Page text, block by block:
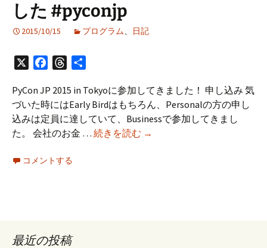
した #pyconjp
2015/10/15 プログラム、 日記
FacebookThreads
PyCon JP 2015 in Tokyoに参加してきました！ 申し込み 気
づいた時にはEarly Birdはもちろん、Personalの方の申し
込みは定員に達していて、Businessで参加してきまし
た。 会社のお金 … 続きを読む PyCon
→
コメントする
最近の投稿